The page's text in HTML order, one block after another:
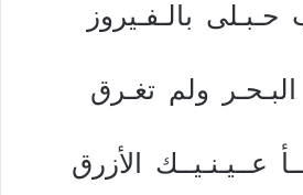
حـبـلى بالـفـيروز
ولم تغـرق
عــيـنـيــك الأزرق